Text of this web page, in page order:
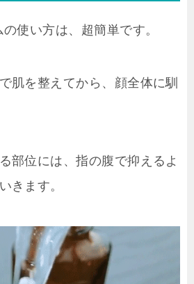
使い方は、超簡単です。
肌を整えてから、顔全体に馴
部位には、指の腹で抑えるよ
きます。